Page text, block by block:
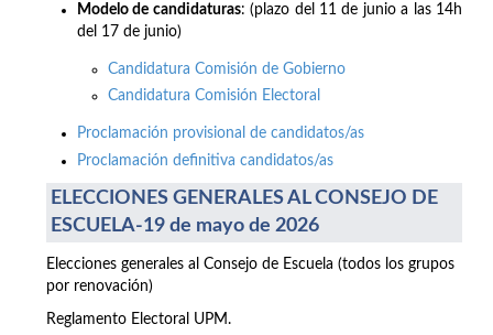
Modelo de candidaturas: (plazo del 11 de junio a las 14h
del 17 de junio)
Candidatura Comisión de Gobierno
Candidatura Comisión Electoral
Proclamación provisional de candidatos/as
Proclamación definitiva candidatos/as
ELECCIONES GENERALES AL CONSEJO DE
ESCUELA-19 de mayo de 2026
Elecciones generales al Consejo de Escuela (todos los grupos
por renovación)
Reglamento Electoral UPM.